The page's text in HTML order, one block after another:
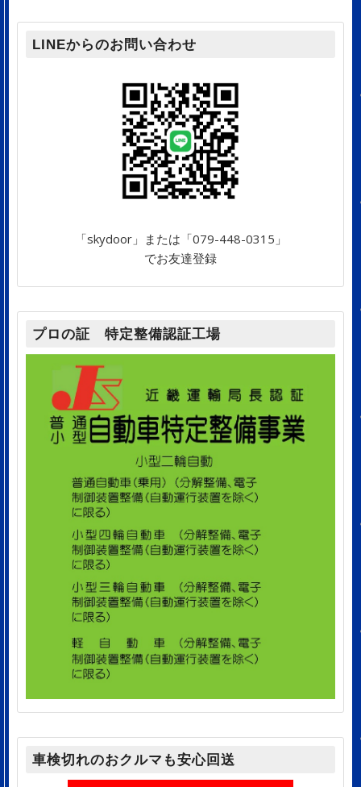
LINEからのお問い合わせ
「skydoor」または「079-448-0315」
でお友達登録
プロの証 特定整備認証工場
車検切れのおクルマも安心回送